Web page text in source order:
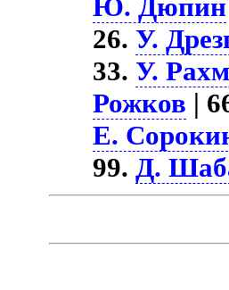
Ю. Дюпин
26.У.
33.У.
Рожков |
Е.
99.Д.